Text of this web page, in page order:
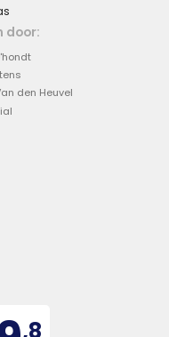
door:
den Heuvel